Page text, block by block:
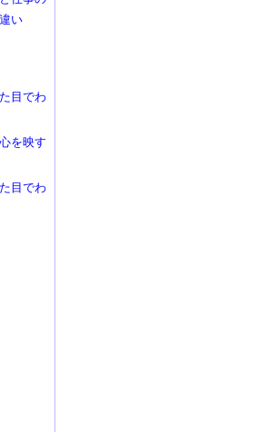
い
目でわ
を映す
目でわ